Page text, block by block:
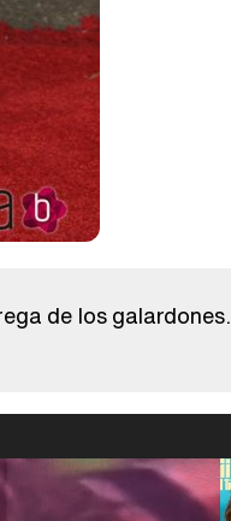
de los galardones.